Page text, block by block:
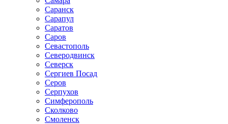
Саранск
Сарапул
Саратов
Саров
Севастополь
Северодвинск
Северск
Сергиев Посад
Серов
Серпухов
Симферополь
Сколково
Смоленск